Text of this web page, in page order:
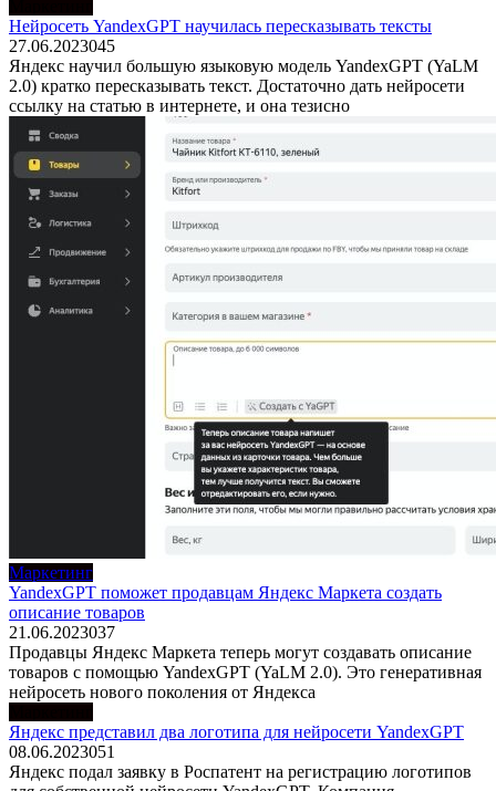
Нейросеть YandexGPT научилась пересказывать тексты
27.06.2023045
Яндекс научил большую языковую модель YandexGPT (YaLM
2.0) кратко пересказывать текст. Достаточно дать нейросети
ссылку на статью в интернете, и она тезисно
Маркетинг
YandexGPT поможет продавцам Яндекс Маркета создать
описание товаров
21.06.2023037
Продавцы Яндекс Маркета теперь могут создавать описание
товаров с помощью YandexGPT (YaLM 2.0). Это генеративная
нейросеть нового поколения от Яндекса
Яндекс представил два логотипа для нейросети YandexGPT
08.06.2023051
Яндекс подал заявку в Роспатент на регистрацию логотипов